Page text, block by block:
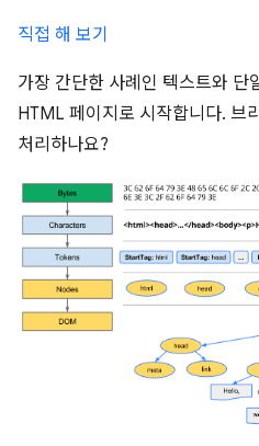
직접 해 보기
가장 간단한 사례인 텍스트와 단
HTML 페이지로 시작합니다. 브
처리하나요?